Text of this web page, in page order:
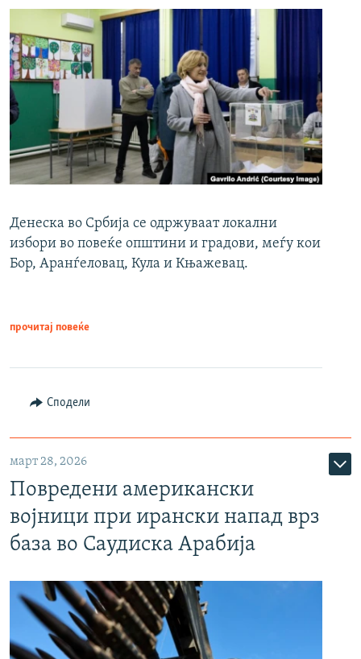
Денеска во Србија се одржуваат локални
избори во повеќе општини и градови, меѓу кои
Бор, Аранѓеловац, Кула и Књажевац.
прочитај повеќе
Сподели
март 28, 2026
Повредени американски
војници при ирански напад врз
база во Саудиска Арабија